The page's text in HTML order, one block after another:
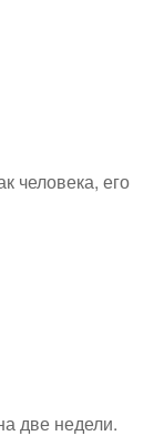
человека, его
две недели.